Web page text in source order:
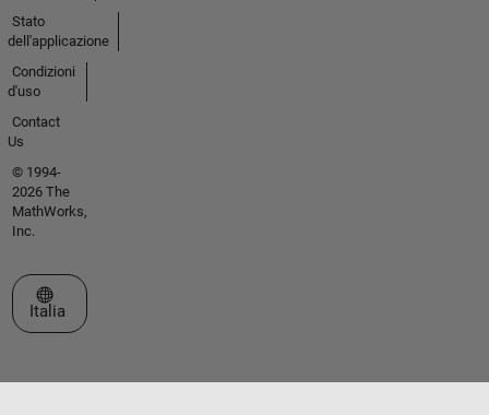
Stato
dell'applicazione
Condizioni
d'uso
Contact
Us
© 1994-
2026 The
MathWorks,
Inc.
Seleziona un sito web
Italia